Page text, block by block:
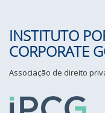
INSTITUTO
CORPORATE
Associação de direito